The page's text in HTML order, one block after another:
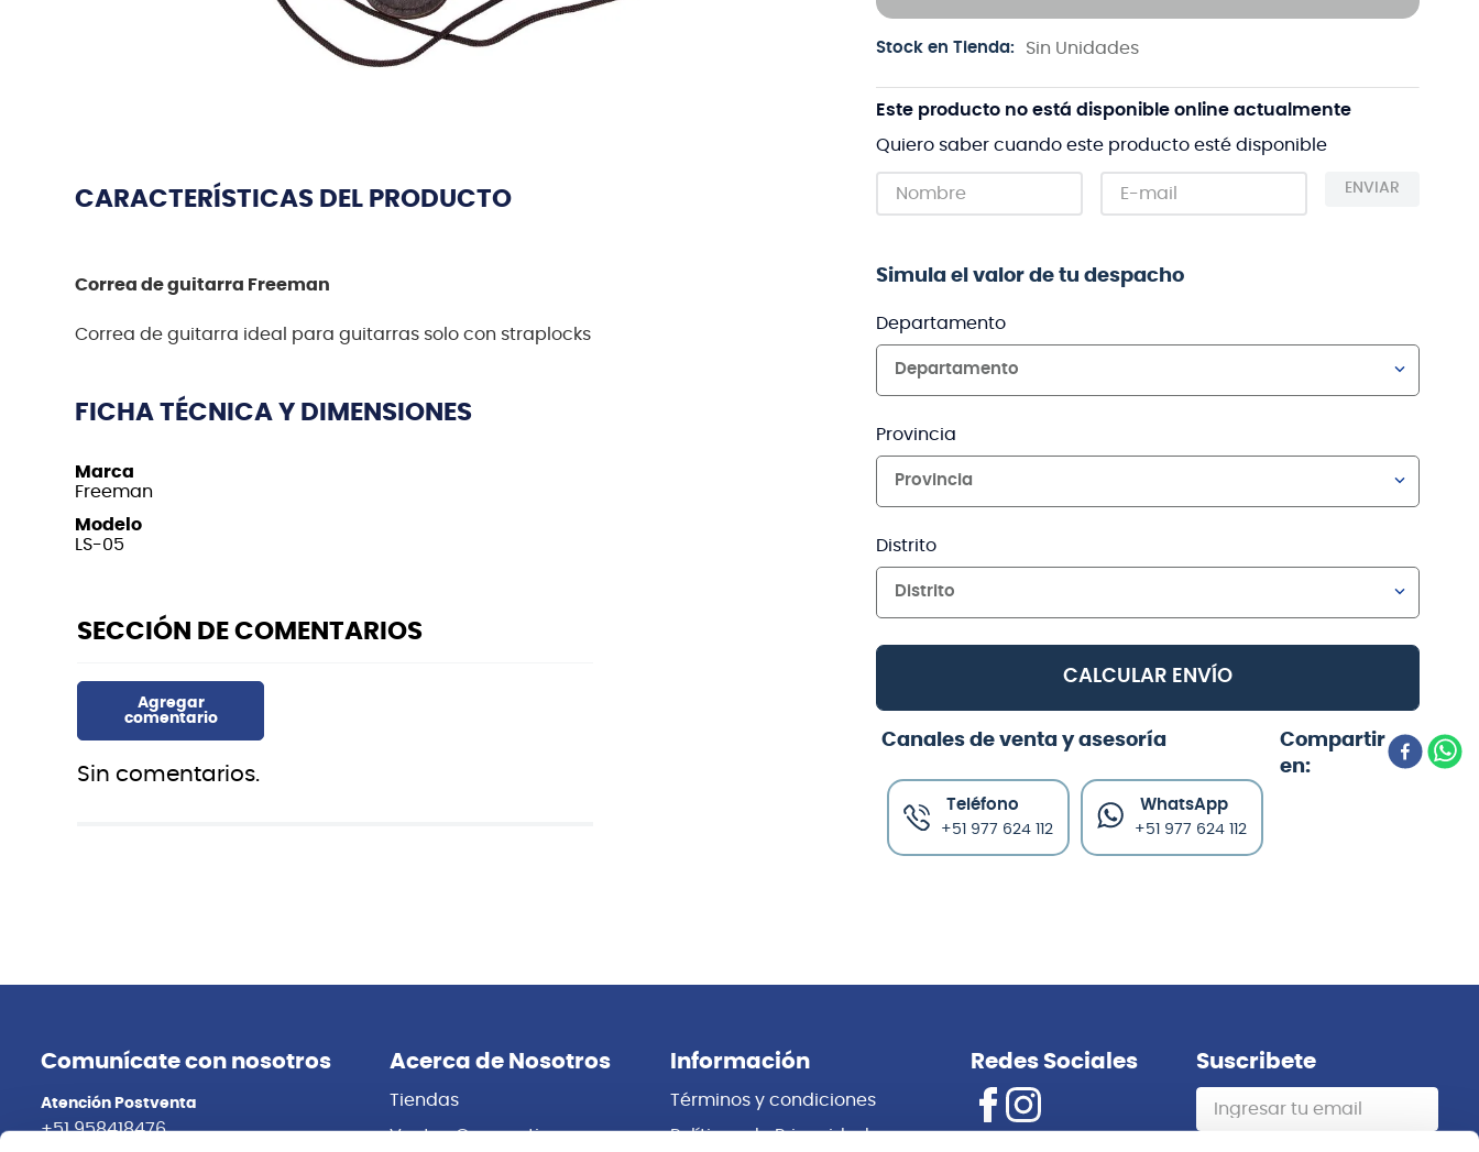
CARACTERÍSTICAS DEL PRODUCTO
Correa de guitarra Freeman
Correa de guitarra ideal para guitarras solo con straplocks
FICHA TÉCNICA Y DIMENSIONES
Marca
Freeman
Modelo
LS-05
Sin comentarios.
Stock en Tienda: Sin Unidades
Este producto no está disponible online actualmente
Quiero saber cuando este producto esté disponible
ENVIAR
Simula el valor de tu despacho
Departamento
Departamento
Provincia
Provincia
Distrito
Distrito
CALCULAR ENVÍO
Canales de venta y asesoría
Teléfono
+51 977 624 112
WhatsApp
+51 977 624 112
Comunícate con nosotros
Atención Postventa
+51 958418476
Acerca de Nosotros
Tiendas
Ventas Corporativas
Información
Términos y condiciones
Políticas de Privacidad
Redes Sociales Suscribete